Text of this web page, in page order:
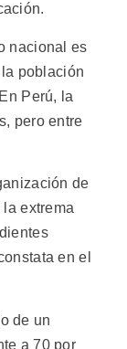
nacional es
población
Perú, la
pero entre
de
extrema
en el
de un
a 70 por